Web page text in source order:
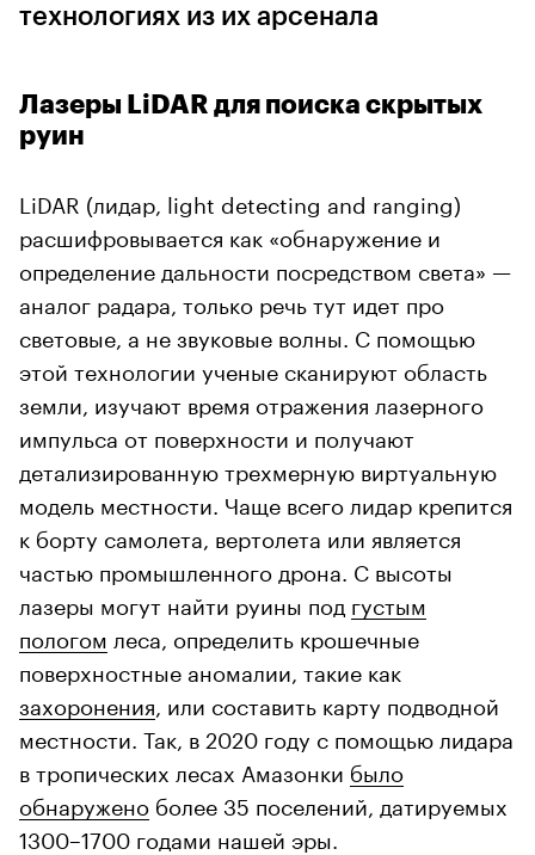
технологиях из их арсенала
Лазеры LiDAR для поиска скрытых
руин
LiDAR (лидар, light detecting and ranging)
расшифровывается как «обнаружение и
определение дальности посредством света» —
аналог радара, только речь тут идет про
световые, а не звуковые волны. С помощью
этой технологии ученые сканируют область
земли, изучают время отражения лазерного
импульса от поверхности и получают
детализированную трехмерную виртуальную
модель местности. Чаще всего лидар крепится
к борту самолета, вертолета или является
частью промышленного дрона. С высоты
лазеры могут найти руины под густым
пологом леса, определить крошечные
поверхностные аномалии, такие как
захоронения , или составить карту подводной
местности. Так, в 2020 году с помощью лидара
в тропических лесах Амазонки было
обнаружено более 35 поселений, датируемых
1300–1700 годами нашей эры.